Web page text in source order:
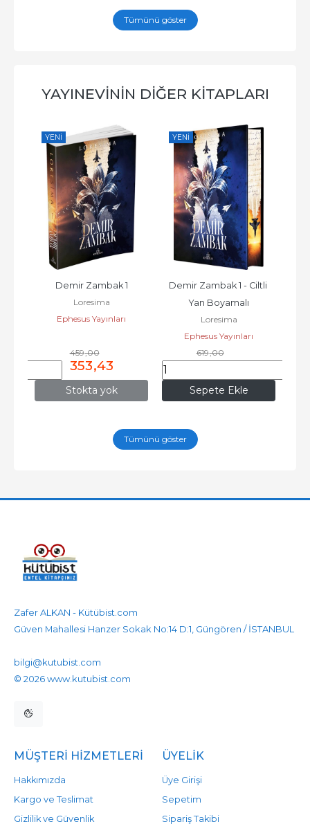
Tümünü göster
YAYINEVININ DIĞER KITAPLARI
YENI
Stokta yok
Demir Zambak 1
Loresima
Ephesus Yayınları
459,00
353,43
YENI
Sepete Ekle
Demir Zambak 1 - Ciltli
Yan Boyamalı
Loresima
Ephesus Yayınları
619,00
476,63
Tümünü göster
Zafer ALKAN - Kütübist.com
Güven Mahallesi Hanzer Sokak No:14 D:1, Güngören / İSTANBUL
bilgi@kutubist.com
© 2026 www.kutubist.com
MÜŞTERI HIZMETLERI
Hakkımızda
Kargo ve Teslimat
Gizlilik ve Güvenlik
ÜYELIK
Üye Girişi
Sepetim
Sipariş Takibi